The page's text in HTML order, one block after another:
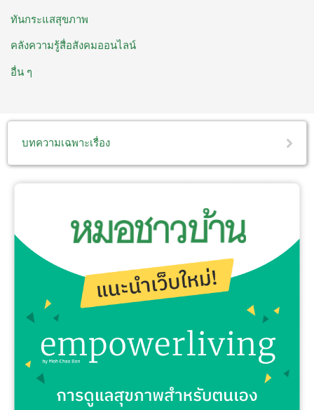
ทันกระแสสุขภาพ
คลังความรู้สื่อสังคมออนไลน์
อื่น ๆ
บทความเฉพาะเรื่อง